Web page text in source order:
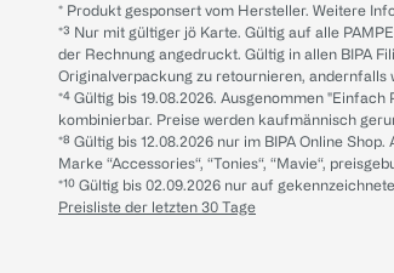
* Produkt gesponsert vom Hersteller. Weitere
*³ Nur mit gültiger jö Karte. Gültig auf alle
der Rechnung angedruckt. Gültig in allen BIPA
Originalverpackung zu retournieren, andernfalls
*⁴ Gültig bis 19.08.2026. Ausgenommen
kombinierbar. Preise werden kaufmännisch
*⁸ Gültig bis 12.08.2026 nur im BIPA Online
Marke “Accessories“, “Tonies“, “Mavie“,
*¹⁰ Gültig bis 02.09.2026 nur auf
Preisliste der letzten 30 Tage